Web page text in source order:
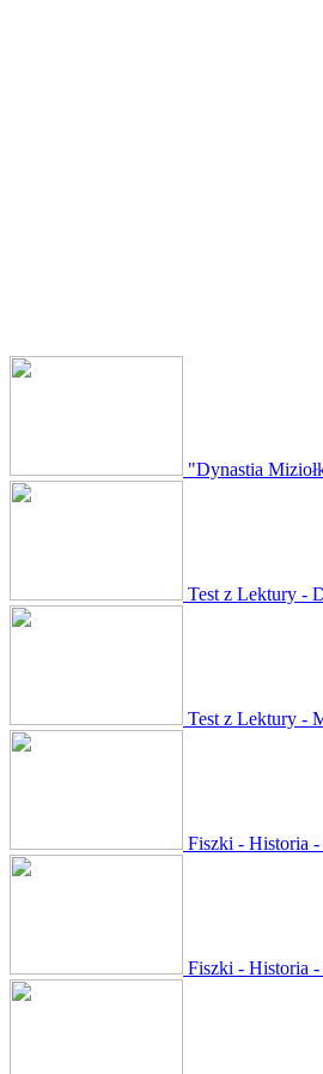
"Dynastia
Test z Lektury -
Test z Lektury -
Fiszki - Historia -
Fiszki - Historia -